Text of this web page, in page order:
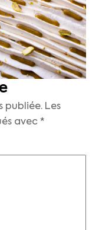
publiée. Les
avec*